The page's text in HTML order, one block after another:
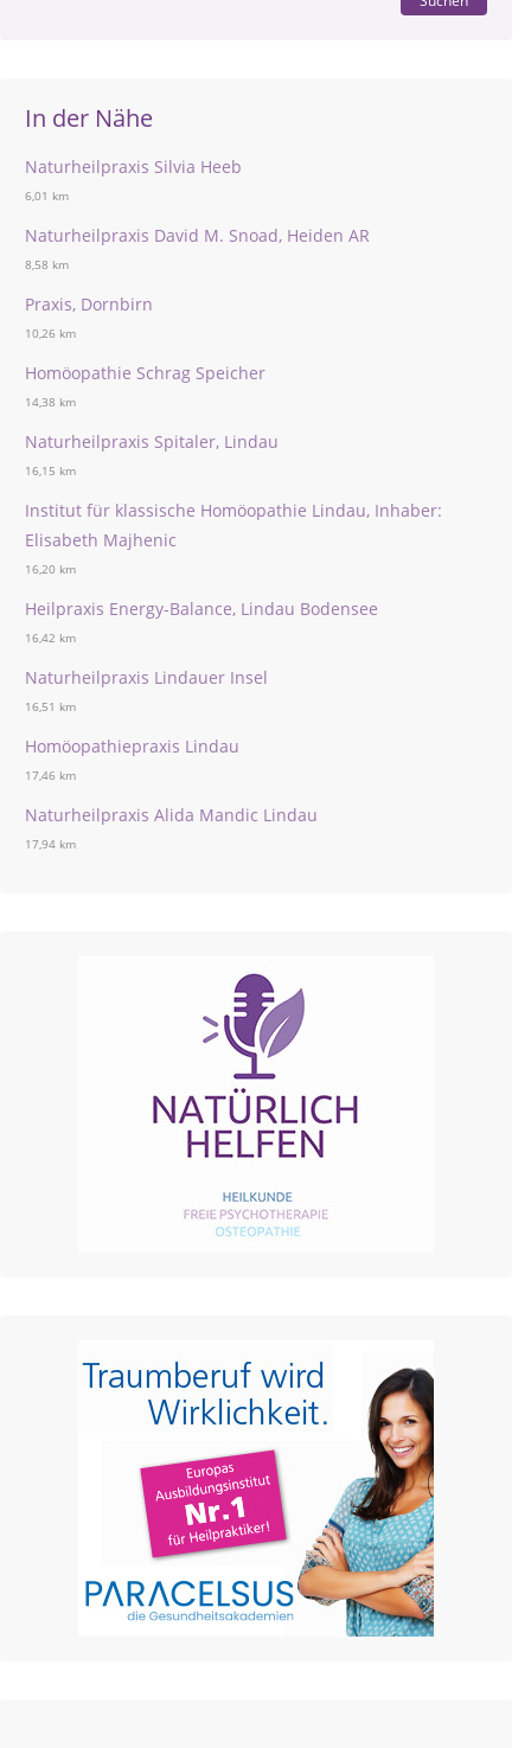
In der Nähe
Naturheilpraxis Silvia Heeb
6,01 km
Naturheilpraxis David M. Snoad, Heiden AR
8,58 km
Praxis, Dornbirn
10,26 km
Homöopathie Schrag Speicher
14,38 km
Naturheilpraxis Spitaler, Lindau
16,15 km
Institut für klassische Homöopathie Lindau, Inhaber:
Elisabeth Majhenic
16,20 km
Heilpraxis Energy-Balance, Lindau Bodensee
16,42 km
Naturheilpraxis Lindauer Insel
16,51 km
Homöopathiepraxis Lindau
17,46 km
Naturheilpraxis Alida Mandic Lindau
17,94 km